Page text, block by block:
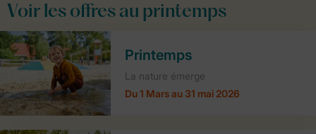
Voir les offres au printemps
Printemps
La nature émerge
Du 1 Mars au 31 mai 2026